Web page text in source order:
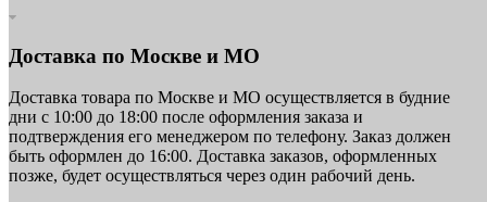
Доставка по Москве и МО
Доставка товара по Москве и МО осуществляется в будние
дни с 10:00 до 18:00 после оформления заказа и
подтверждения его менеджером по телефону. Заказ должен
быть оформлен до 16:00. Доставка заказов, оформленных
позже, будет осуществляться через один рабочий день.